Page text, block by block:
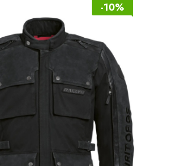
-10%